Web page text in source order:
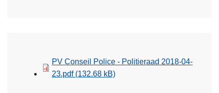
PV Conseil Police - Politieraad 2018-04-
23.pdf (132.68 kB)